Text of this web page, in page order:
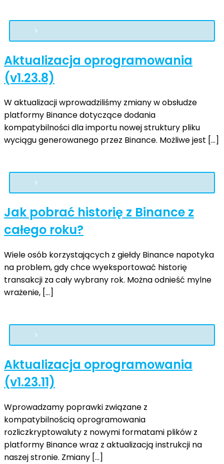
Aktualizacja oprogramowania
(v1.23.8)
W aktualizacji wprowadziliśmy zmiany w obsłudze
platformy Binance dotyczące dodania
kompatybilności dla importu nowej struktury pliku
wyciągu generowanego przez Binance. Możliwe jest […]
Jak pobrać historię z Binance z
całego roku?
Wiele osób korzystających z giełdy Binance napotyka
na problem, gdy chce wyeksportować historię
transakcji za cały wybrany rok. Można odnieść mylne
wrażenie, […]
Aktualizacja oprogramowania
(v1.23.11)
Wprowadzamy poprawki związane z
kompatybilnością oprogramowania
rozliczkryptowaluty z nowymi formatami plików z
platformy Binance wraz z aktualizacją instrukcji na
naszej stronie. Zmiany […]